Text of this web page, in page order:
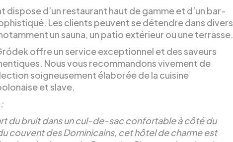
dispose d’un restaurant haut de gamme et d’un bar-
Les clients peuvent se détendre dans divers
un sauna, un patio extérieur ou une terrasse.
offre un service exceptionnel et des saveurs
Nous vous recommandons vivement de
soigneusement élaborée de la cuisine
et slave.
:
du bruit dans un cul-de-sac confortable à côté du
couvent des Dominicains, cet hôtel de charme est